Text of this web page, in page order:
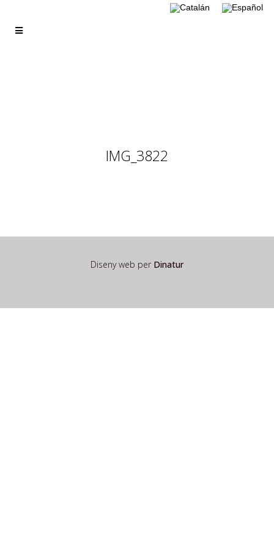
IMG_3822
Diseny web per Dinatur